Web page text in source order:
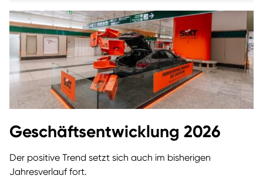
Geschäftsentwicklung 2026
Der positive Trend setzt sich auch im bisherigen
Jahresverlauf fort.